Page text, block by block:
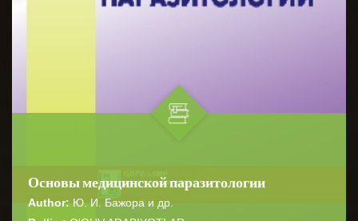
Основы медицинской паразитологии
Author: Ю. И. Бажора и др.